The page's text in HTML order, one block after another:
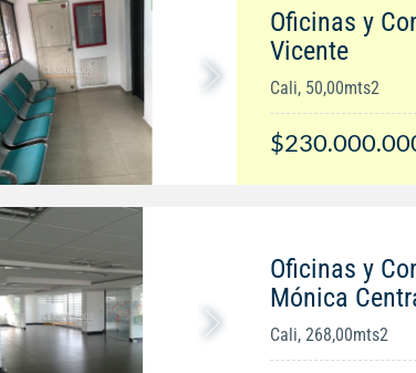
Oficinas y
Vicente
Cali, 50,00mts2
Oficinas y
Mónica
Cali, 268,00mts2